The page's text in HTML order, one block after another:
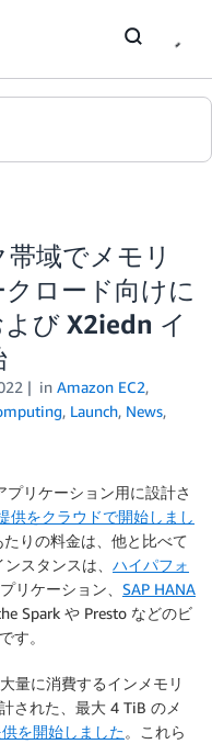
域でメモリ
ロード向けに
び X2iedn イ
in Amazon EC2,
, Launch, News,
リケーション用に設計さ
供をクラウドで開始しまし
りの料金は、他と比べて
スタンスは、 ハイパフォ
リケーション、 SAP HANA
Spark や Presto などのビ
す。
量に消費するインメモリ
された、最大 4 TiB のメ
を開始しました。これら